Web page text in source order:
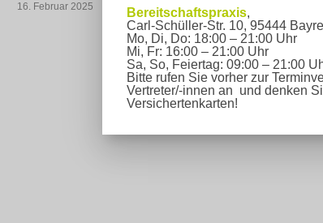
16. Februar 2025
Bereitschaftspraxis,
Carl-Schüller-Str. 10, 95444
Mo, Di, Do: 18:00 – 21:00 Uhr
Mi, Fr: 16:00 – 21:00 Uhr
Sa, So, Feiertag: 09:00 – 21:00
Bitte rufen Sie vorher zur
Vertreter/-innen an und denken
Versichertenkarten!